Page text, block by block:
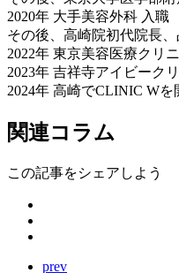
2020年 大手美容外科 入職
その後、高崎院初代院長
2022年 東京美容医療クリ
2023年 吉祥寺アイビーク
2024年 高崎でCLINIC Wを
関連コラム
この記事をシェアしよう
prev